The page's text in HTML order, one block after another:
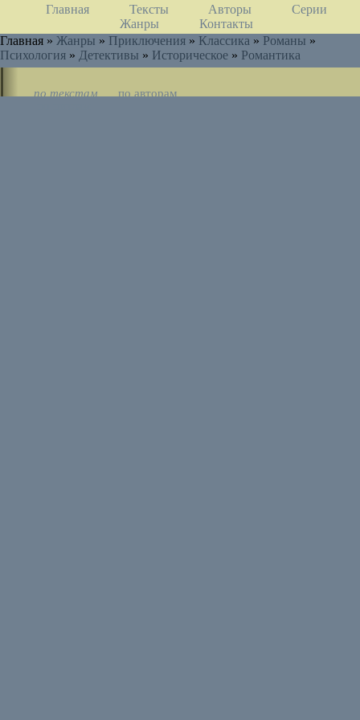
Главная Тексты Авторы
Серии
Жанры
Контакты
Главная » Жанры » Приключения » Классика » Романы »
Психология » Детективы » Историческое » Романтика
по текстам
по авторам